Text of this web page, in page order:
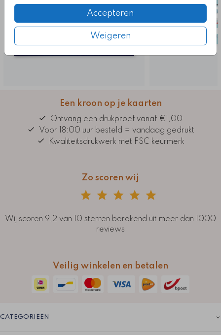
Accepteren
Weigeren
Een kroon op je kaarten
Ontvang een drukproef vanaf €1,00
Voor 18:00 uur besteld = vandaag gedrukt
Kwaliteitsdrukwerk met FSC keurmerk
Zo scoren wij
Wij scoren 9,2 van 10 sterren berekend uit meer dan 1000
reviews
Veilig winkelen en betalen
CATEGORIEËN